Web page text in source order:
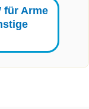
für Arme